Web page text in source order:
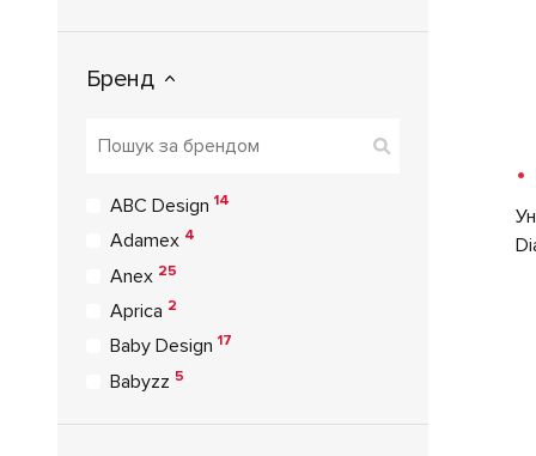
Бренд
ABC Design14
Adamex 4
Anex 25
Aprica 2
Baby Design17
Babyzz 5
•